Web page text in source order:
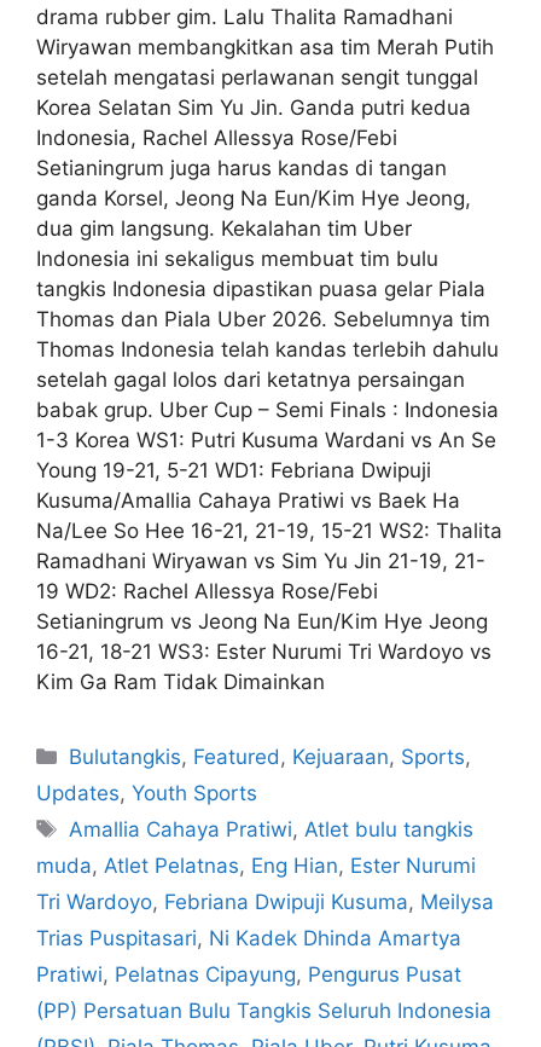
drama rubber gim. Lalu Thalita Ramadhani
Wiryawan membangkitkan asa tim Merah Putih
setelah mengatasi perlawanan sengit tunggal
Korea Selatan Sim Yu Jin. Ganda putri kedua
Indonesia, Rachel Allessya Rose/Febi
Setianingrum juga harus kandas di tangan
ganda Korsel, Jeong Na Eun/Kim Hye Jeong,
dua gim langsung. Kekalahan tim Uber
Indonesia ini sekaligus membuat tim bulu
tangkis Indonesia dipastikan puasa gelar Piala
Thomas dan Piala Uber 2026. Sebelumnya tim
Thomas Indonesia telah kandas terlebih dahulu
setelah gagal lolos dari ketatnya persaingan
babak grup. Uber Cup – Semi Finals : Indonesia
1-3 Korea WS1: Putri Kusuma Wardani vs An Se
Young 19-21, 5-21 WD1: Febriana Dwipuji
Kusuma/Amallia Cahaya Pratiwi vs Baek Ha
Na/Lee So Hee 16-21, 21-19, 15-21 WS2: Thalita
Ramadhani Wiryawan vs Sim Yu Jin 21-19, 21-
19 WD2: Rachel Allessya Rose/Febi
Setianingrum vs Jeong Na Eun/Kim Hye Jeong
16-21, 18-21 WS3: Ester Nurumi Tri Wardoyo vs
Kim Ga Ram Tidak Dimainkan
Bulutangkis, Featured , Kejuaraan, Sports,
Updates, Youth Sports
Amallia Cahaya Pratiwi, Atlet bulu tangkis
muda, Atlet Pelatnas, Eng Hian, Ester Nurumi
Tri Wardoyo, Febriana Dwipuji Kusuma, Meilysa
Trias Puspitasari, Ni Kadek Dhinda Amartya
Pratiwi, Pelatnas Cipayung, Pengurus Pusat
(PP) Persatuan Bulu Tangkis Seluruh Indonesia